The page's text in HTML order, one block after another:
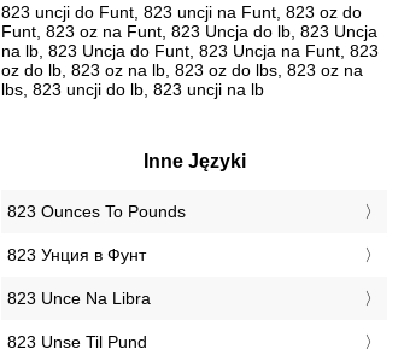
823 uncji do Funt, 823 uncji na Funt, 823 oz do
Funt, 823 oz na Funt, 823 Uncja do lb, 823 Uncja
na lb, 823 Uncja do Funt, 823 Uncja na Funt, 823
oz do lb, 823 oz na lb, 823 oz do lbs, 823 oz na
lbs, 823 uncji do lb, 823 uncji na lb
Inne Języki
‎823 Ounces To Pounds
‎823 Унция в Фунт
‎823 Unce Na Libra
‎823 Unse Til Pund